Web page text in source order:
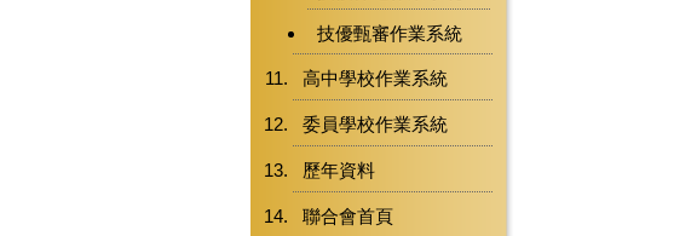
技優甄審作業系統
高中學校作業系統
委員學校作業系統
歷年資料
聯合會首頁